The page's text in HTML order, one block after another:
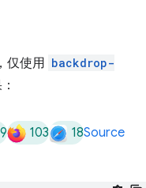
仅使用 backdrop-
103 18Source